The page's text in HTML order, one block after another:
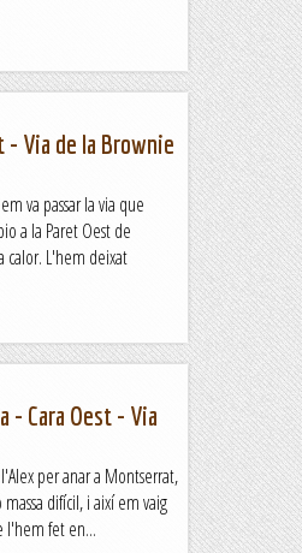
- Via de la Brownie
va passar la via que
a la Paret Oest de
calor. L'hem deixat
- Cara Oest - Via
per anar a Montserrat,
difícil, i així em vaig
l'hem fet en...